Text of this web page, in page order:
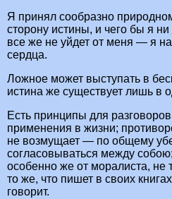
Я принял сообразно
сторону истины, и чего бы я
все же не уйдет от меня — я
сердца.
Ложное может выступать в
истина же существует лишь в
Есть принципы для
применения в жизни;
не возмущает — по общему
согласовываться между
особенно же от моралиста, не
то же, что пишет в своих
говорит.